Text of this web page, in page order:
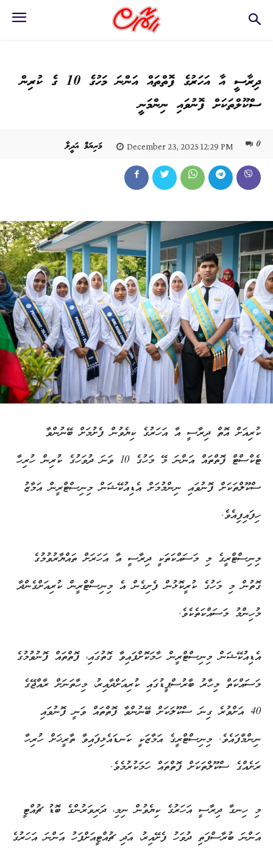
ދިރާސީ އާ އަހަރުގެ ފޮތްތައް އަންނަ މަހުގެ 10 ގެ ކުރިން
ސްކޫލްތަކަށް ފޮނުވައި ނިންމަނީ
މަރިޔަމް އަދީލާ December 23, 2025 12:29 PM 0
ކުރިއަށް އޮތް ދިރާސީ އާ އަހަރުގެ ކިޔެވުން ފެށުމަށް ބޭނުންވާ
ޓެކްސްޓް ފޮތްތައް އަންނަ މޭ މަހުގެ 10 ވަނަ ދުވަހުގެ ކުރިން ހުރިހާ
ސްކޫލްތަކަށް ފޮނުވައި ނިންމުމަށް އެޑިއުކޭޝަން މިނިސްޓްރީން އަމާޒު
ހިފައިފިއެވެ.
މިނިސްޓްރީގެ މި މަސައްކަތަކީ ދިރާސީ އާ އަހަރަށް ތައްޔާރުވުމުގެ
ގޮތުން މި މަހުގެ ކުރީކޮޅުން ފެށިގެން އެ މިނިސްޓްރީން ކުރިއަށްގެންދާ
މުހިންމު މަސައްކަތެކެވެ.
އެޑިއުކޭޝަން މިނިސްޓްރީން ހާމަކޮށްފައިވާ ގޮތުގައި، ފޮތްތައް ފޮނުވުމުގެ
މަސައްކަތް މިހާރު ބާރުސްޕީޑުގައި ކުރިއަށްދާއިރު، މިހާތަނަށް ރާއްޖޭގެ
40 އަށްވުރެ ގިނަ ސްކޫލަކަށް ބޭނުންވާ ފޮތްތައް ވަނީ ފޮނުވައި
ނިންމާފައެވެ. މިނިސްޓްރީގެ އަމާޒަކީ ކަނޑައެޅިފައިވާ ތާރީޚަށް ހުރިހާ
ރަށެއްގެ ސްކޫލްތަކަށް ފޮތްތައް ހަމަކުރުމެވެ.
މި ހިނގާ ދިރާސީ އަހަރުގެ ކިޔެވުން ނިމި، ދަރިވަރުންގެ ބޮޑު ޗުއްޓީ
އަންނަ ބުރާސްފަތި ދުވަހު ފެށޭއިރު، އަދި ޗުއްޓީއަށްފަހު އަންނަ އަހަރުގެ